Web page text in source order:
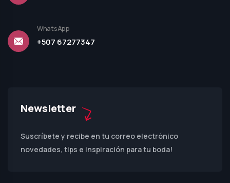
WhatsApp
+507 67277347
Newsletter
Suscríbete y recibe en tu correo electrónico
novedades, tips e inspiración para tu boda!